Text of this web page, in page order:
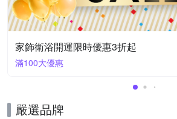
家飾衛浴開運限時優惠3折起
滿100大優惠
嚴選品牌